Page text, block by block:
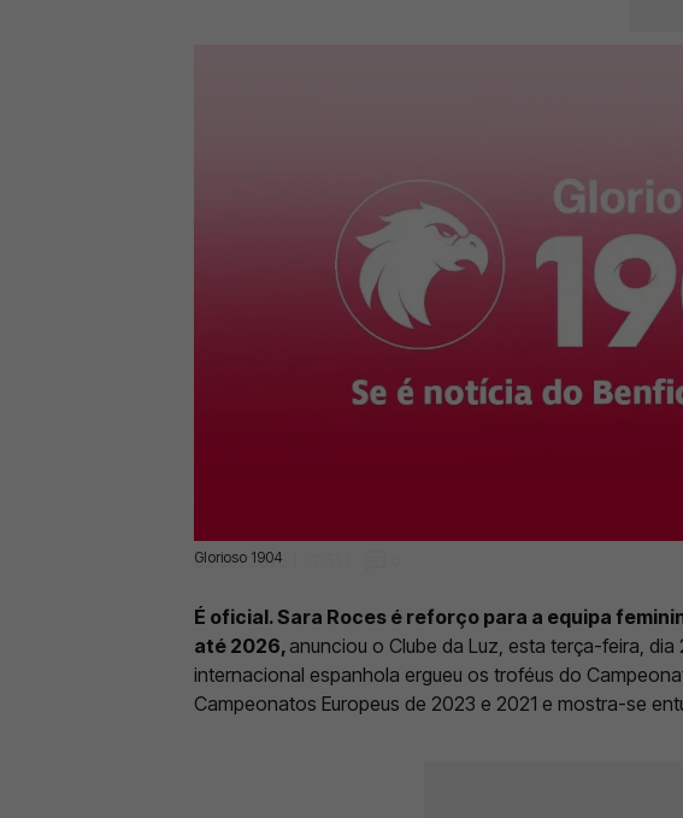
Glorioso 1904
02 Set 2025 | 22:51 |
É oficial. Sara Roces é reforço para a equipa
até 2026, anunciou o Clube da Luz, esta terça-feira,
internacional espanhola ergueu os troféus do
Campeonatos Europeus de 2023 e 2021 e mostra-se